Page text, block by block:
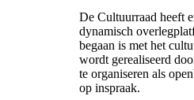
De Cultuurraad heeft
dynamisch
begaan is met het
wordt gerealiseerd
te organiseren als
op inspraak.